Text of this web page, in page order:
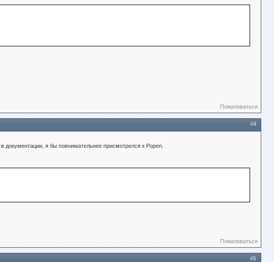
Пожаловаться
#4
в документации, я бы повнимательнее присмотрелся к Popen.
Пожаловаться
#5